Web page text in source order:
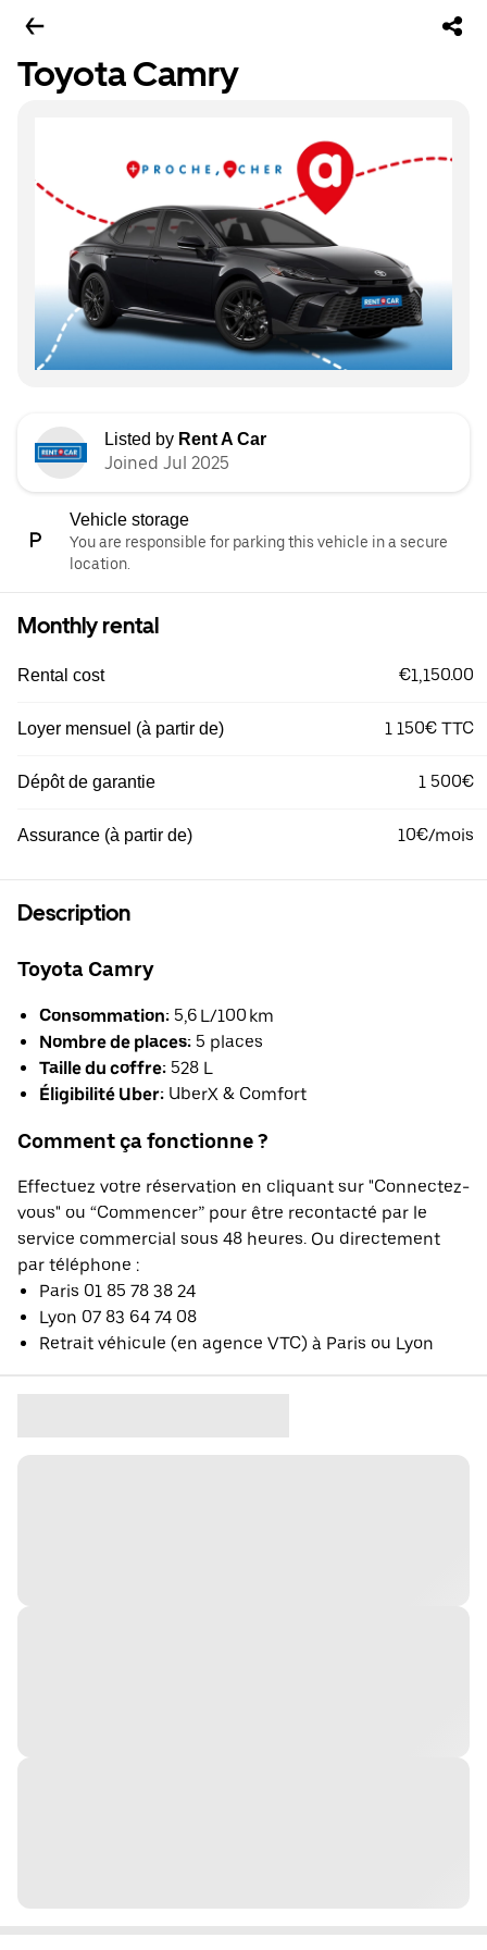
Toyota Camry
Listed by Rent A Car
Joined Jul 2025
Vehicle storage
You are responsible for parking this vehicle in a secure
location.
Monthly rental
Rental cost €1,150.00
Loyer mensuel (à partir de) 1 150€ TTC
Dépôt de garantie 1 500€
Assurance (à partir de) 10€/mois
Description
Toyota Camry
Consommation: 5,6 L/100 km
Nombre de places: 5 places
Taille du coffre: 528 L
Éligibilité Uber: UberX & Comfort
Comment ça fonctionne ?
Effectuez votre réservation en cliquant sur "Connectez-
vous" ou “Commencer” pour être recontacté par le
service commercial sous 48 heures. Ou directement
par téléphone :
Paris 01 85 78 38 24
Lyon 07 83 64 74 08
Retrait véhicule (en agence VTC) à Paris ou Lyon